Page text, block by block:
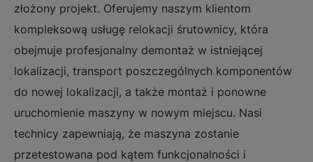
złożony projekt. Oferujemy naszym klientom
kompleksową usługę relokacji śrutownicy, która
obejmuje profesjonalny demontaż w istniejącej
lokalizacji, transport poszczególnych komponentów
do nowej lokalizacji, a także montaż i ponowne
uruchomienie maszyny w nowym miejscu. Nasi
technicy zapewniają, że maszyna zostanie
przetestowana pod kątem funkcjonalności i